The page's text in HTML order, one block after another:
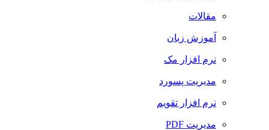
مقالات
آموزش زبان
نرم افزار مک
مدیریت پسورد
نرم افزار تقویم
مدیریت PDF